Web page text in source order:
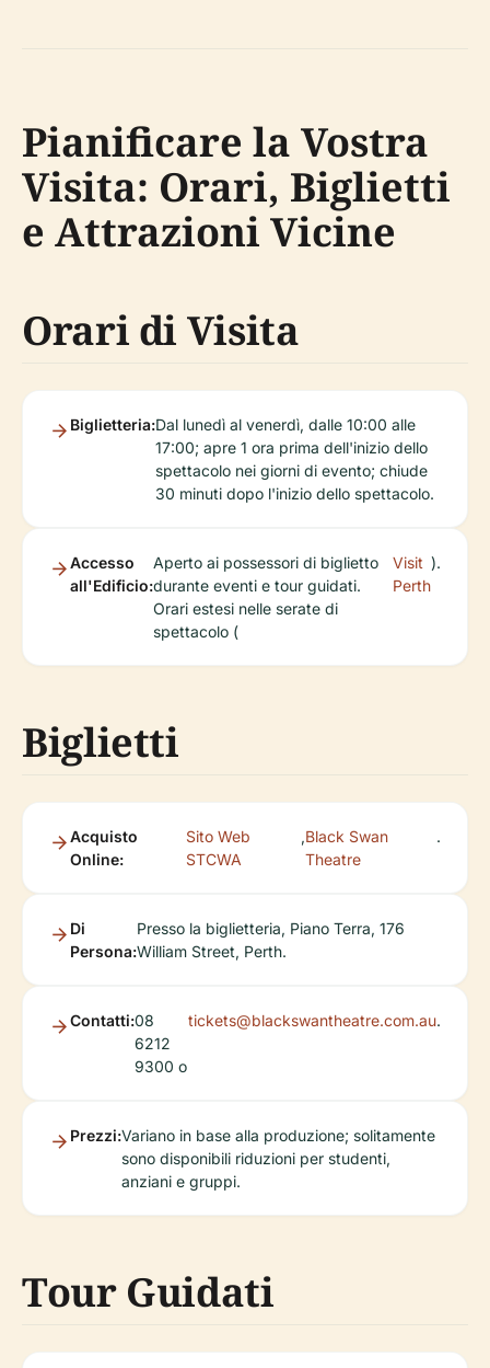
Pianificare la Vostra
Visita: Orari, Biglietti
e Attrazioni Vicine
Orari di Visita
Biglietteria:Dal lunedì al venerdì, dalle 10:00 alle
17:00; apre 1 ora prima dell'inizio dello
spettacolo nei giorni di evento; chiude
30 minuti dopo l'inizio dello spettacolo.
Accesso
all'Edificio:
Aperto ai possessori di biglietto
durante eventi e tour guidati.
Orari estesi nelle serate di
spettacolo (
Visit
Perth
).
Biglietti
Acquisto
Online:
Sito Web
STCWA
,Black Swan
Theatre
.
Di
Persona:
Presso la biglietteria, Piano Terra, 176
William Street, Perth.
Contatti:08
6212
9300 o
tickets@blackswantheatre.com.au.
Prezzi:Variano in base alla produzione; solitamente
sono disponibili riduzioni per studenti,
anziani e gruppi.
Tour Guidati